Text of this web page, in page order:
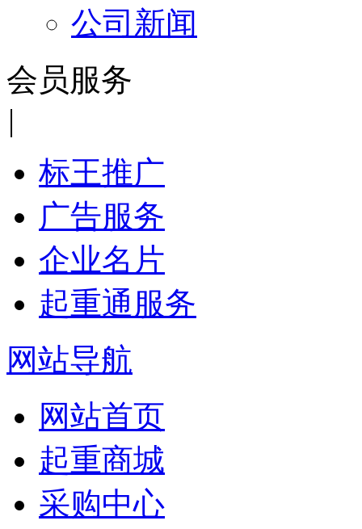
公司新闻
会员服务
|
标王推广
广告服务
企业名片
起重通服务
网站导航
网站首页
起重商城
采购中心